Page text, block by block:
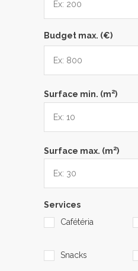
Budget max. (€)
Surface min. (m2)
Surface max. (m2)
Services
Cafétéria
Snacks